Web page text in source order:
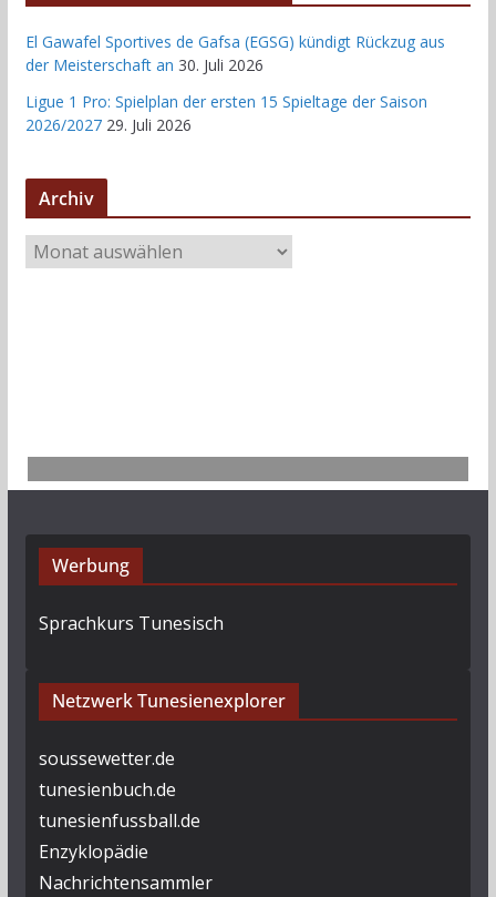
El Gawafel Sportives de Gafsa (EGSG) kündigt Rückzug aus
der Meisterschaft an 30. Juli 2026
Ligue 1 Pro: Spielplan der ersten 15 Spieltage der Saison
2026/2027 29. Juli 2026
Archiv
r
Werbung
Sprachkurs Tunesisch
Netzwerk Tunesienexplorer
soussewetter.de
tunesienbuch.de
tunesienfussball.de
Enzyklopädie
Nachrichtensammler